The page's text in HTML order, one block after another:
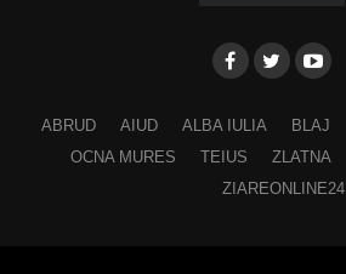
ABRUD AIUD ALBA IULIA BLAJ
OCNA MURES
TEIUS ZLATNA
ZIAREONLINE24